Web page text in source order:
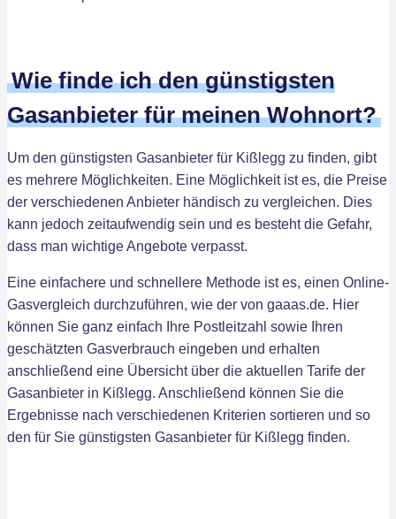
Wie finde ich den günstigsten
Gasanbieter für meinen Wohnort?
Um den günstigsten Gasanbieter für Kißlegg zu finden, gibt
es mehrere Möglichkeiten. Eine Möglichkeit ist es, die Preise
der verschiedenen Anbieter händisch zu vergleichen. Dies
kann jedoch zeitaufwendig sein und es besteht die Gefahr,
dass man wichtige Angebote verpasst.
Eine einfachere und schnellere Methode ist es, einen Online-
Gasvergleich durchzuführen, wie der von gaaas.de. Hier
können Sie ganz einfach Ihre Postleitzahl sowie Ihren
geschätzten Gasverbrauch eingeben und erhalten
anschließend eine Übersicht über die aktuellen Tarife der
Gasanbieter in Kißlegg. Anschließend können Sie die
Ergebnisse nach verschiedenen Kriterien sortieren und so
den für Sie günstigsten Gasanbieter für Kißlegg finden.